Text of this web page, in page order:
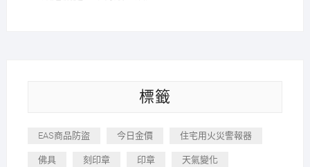
標籤
EAS商品防盜 今日金價 住宅用火災警報器
佛具 刻印章 印章 天氣變化